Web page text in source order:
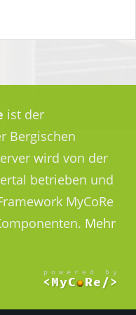
ist der
Bergischen
wird von der
betrieben und
MyCoRe
Mehr